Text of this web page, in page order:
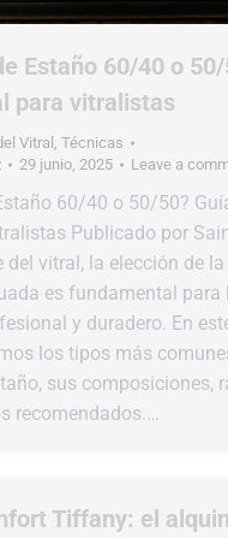
Estaño 60/40 o
para vitralistas
Vitral , Técnicas
29 junio, 2025 Leave a
60/40 o 50/50?
Publicado por
del vitral, la elección de la
es fundamental para
y duradero. En
los tipos más
sus composiciones,
recomendados.…
Tiffany: el